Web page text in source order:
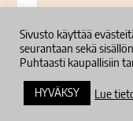
Sivusto käyttää
seurantaan sekä
Puhtaasti kaupallisiin
HYVÄKSY Lue